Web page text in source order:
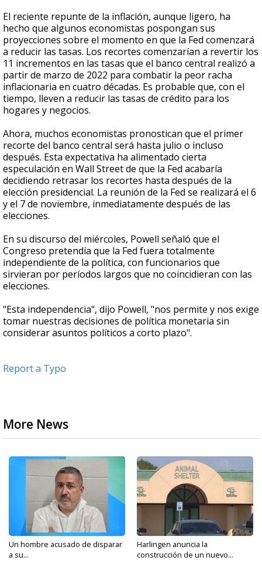
El reciente repunte de la inflación, aunque ligero, ha
hecho que algunos economistas pospongan sus
proyecciones sobre el momento en que la Fed comenzará
a reducir las tasas. Los recortes comenzarían a revertir los
11 incrementos en las tasas que el banco central realizó a
partir de marzo de 2022 para combatir la peor racha
inflacionaria en cuatro décadas. Es probable que, con el
tiempo, lleven a reducir las tasas de crédito para los
hogares y negocios.
Ahora, muchos economistas pronostican que el primer
recorte del banco central será hasta julio o incluso
después. Esta expectativa ha alimentado cierta
especulación en Wall Street de que la Fed acabaría
decidiendo retrasar los recortes hasta después de la
elección presidencial. La reunión de la Fed se realizará el 6
y el 7 de noviembre, inmediatamente después de las
elecciones.
En su discurso del miércoles, Powell señaló que el
Congreso pretendía que la Fed fuera totalmente
independiente de la política, con funcionarios que
sirvieran por períodos largos que no coincidieran con las
elecciones.
"Esta independencia", dijo Powell, "nos permite y nos exige
tomar nuestras decisiones de política monetaria sin
considerar asuntos políticos a corto plazo".
Report a Typo
More News
Un hombre acusado de disparar
a su...
Harlingen anuncia la
construcción de un nuevo...